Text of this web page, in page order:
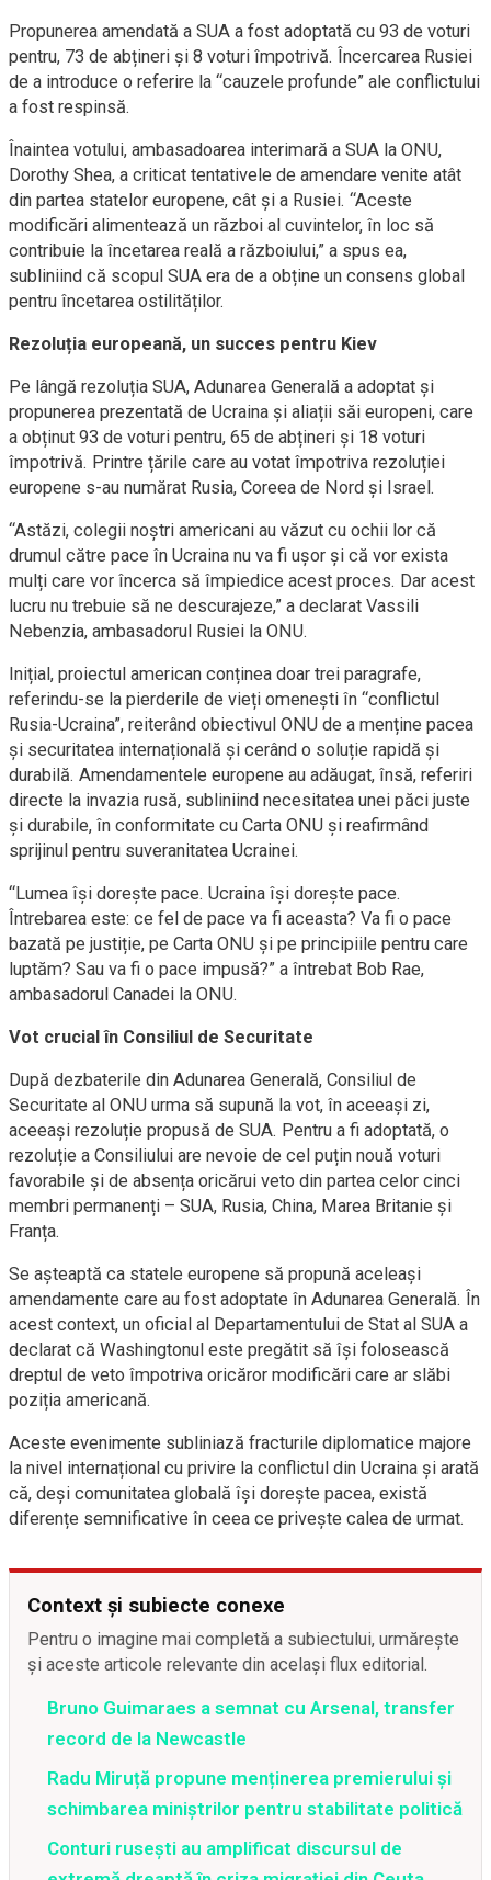
Propunerea amendată a SUA a fost adoptată cu 93 de voturi
pentru, 73 de abțineri și 8 voturi împotrivă. Încercarea Rusiei
de a introduce o referire la “cauzele profunde” ale conflictului
a fost respinsă.
Înaintea votului, ambasadoarea interimară a SUA la ONU,
Dorothy Shea, a criticat tentativele de amendare venite atât
din partea statelor europene, cât și a Rusiei. “Aceste
modificări alimentează un război al cuvintelor, în loc să
contribuie la încetarea reală a războiului,” a spus ea,
subliniind că scopul SUA era de a obține un consens global
pentru încetarea ostilităților.
Rezoluția europeană, un succes pentru Kiev
Pe lângă rezoluția SUA, Adunarea Generală a adoptat și
propunerea prezentată de Ucraina și aliații săi europeni, care
a obținut 93 de voturi pentru, 65 de abțineri și 18 voturi
împotrivă. Printre țările care au votat împotriva rezoluției
europene s-au numărat Rusia, Coreea de Nord și Israel.
“Astăzi, colegii noștri americani au văzut cu ochii lor că
drumul către pace în Ucraina nu va fi ușor și că vor exista
mulți care vor încerca să împiedice acest proces. Dar acest
lucru nu trebuie să ne descurajeze,” a declarat Vassili
Nebenzia, ambasadorul Rusiei la ONU.
Inițial, proiectul american conținea doar trei paragrafe,
referindu-se la pierderile de vieți omenești în “conflictul
Rusia-Ucraina”, reiterând obiectivul ONU de a menține pacea
și securitatea internațională și cerând o soluție rapidă și
durabilă. Amendamentele europene au adăugat, însă, referiri
directe la invazia rusă, subliniind necesitatea unei păci juste
și durabile, în conformitate cu Carta ONU și reafirmând
sprijinul pentru suveranitatea Ucrainei.
“Lumea își dorește pace. Ucraina își dorește pace.
Întrebarea este: ce fel de pace va fi aceasta? Va fi o pace
bazată pe justiție, pe Carta ONU și pe principiile pentru care
luptăm? Sau va fi o pace impusă?” a întrebat Bob Rae,
ambasadorul Canadei la ONU.
Vot crucial în Consiliul de Securitate
După dezbaterile din Adunarea Generală, Consiliul de
Securitate al ONU urma să supună la vot, în aceeași zi,
aceeași rezoluție propusă de SUA. Pentru a fi adoptată, o
rezoluție a Consiliului are nevoie de cel puțin nouă voturi
favorabile și de absența oricărui veto din partea celor cinci
membri permanenți – SUA, Rusia, China, Marea Britanie și
Franța.
Se așteaptă ca statele europene să propună aceleași
amendamente care au fost adoptate în Adunarea Generală. În
acest context, un oficial al Departamentului de Stat al SUA a
declarat că Washingtonul este pregătit să își folosească
dreptul de veto împotriva oricăror modificări care ar slăbi
poziția americană.
Aceste evenimente subliniază fracturile diplomatice majore
la nivel internațional cu privire la conflictul din Ucraina și arată
că, deși comunitatea globală își dorește pacea, există
diferențe semnificative în ceea ce privește calea de urmat.
Context și subiecte conexe
Pentru o imagine mai completă a subiectului, urmărește
și aceste articole relevante din același flux editorial.
Bruno Guimaraes a semnat cu Arsenal, transfer
record de la Newcastle
Radu Miruță propune menținerea premierului și
schimbarea miniștrilor pentru stabilitate politică
Conturi rusești au amplificat discursul de